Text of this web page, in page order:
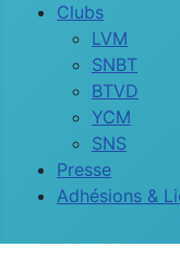
Clubs
LVM
SNBT
BTVD
YCM
SNS
Presse
Adhésions &